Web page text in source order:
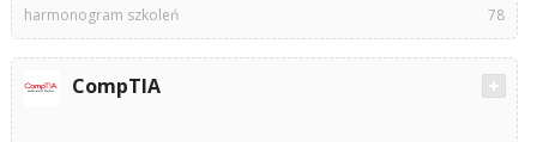
harmonogram szkoleń 78
CompTIA